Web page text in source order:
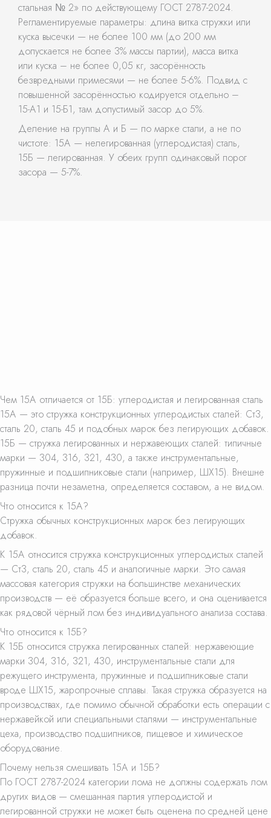
стальная № 2» по действующему ГОСТ 2787-2024.
Регламентируемые параметры: длина витка стружки или
куска высечки — не более 100 мм (до 200 мм
допускается не более 3% массы партии), масса витка
или куска – не более 0,05 кг, засорённость
безвредными примесями — не более 5-6%. Подвид с
повышенной засорённостью кодируется отдельно –
15-А1 и 15-Б1, там допустимый засор до 5%.
Деление на группы А и Б — по марке стали, а не по
чистоте: 15А — нелегированная (углеродистая) сталь,
15Б — легированная. У обеих групп одинаковый порог
засора — 5-7%.
Чем 15А отличается от 15Б: углеродистая и легированная сталь
15А — это стружка конструкционных углеродистых сталей: Ст3,
сталь 20, сталь 45 и подобных марок без легирующих добавок.
15Б — стружка легированных и нержавеющих сталей: типичные
марки — 304, 316, 321, 430, а также инструментальные,
пружинные и подшипниковые стали (например, ШХ15). Внешне
разница почти незаметна, определяется составом, а не видом.
Что относится к 15А?
Стружка обычных конструкционных марок без легирующих
добавок.
К 15А относится стружка конструкционных углеродистых сталей
— Ст3, сталь 20, сталь 45 и аналогичные марки. Это самая
массовая категория стружки на большинстве механических
производств — её образуется больше всего, и она оценивается
как рядовой чёрный лом без индивидуального анализа состава.
Что относится к 15Б?
К 15Б относится стружка легированных сталей: нержавеющие
марки 304, 316, 321, 430, инструментальные стали для
режущего инструмента, пружинные и подшипниковые стали
вроде ШХ15, жаропрочные сплавы. Такая стружка образуется на
производствах, где помимо обычной обработки есть операции с
нержавейкой или специальными сталями — инструментальные
цеха, производство подшипников, пищевое и химическое
оборудование.
Почему нельзя смешивать 15А и 15Б?
По ГОСТ 2787-2024 категории лома не должны содержать лом
других видов — смешанная партия углеродистой и
легированной стружки не может быть оценена по средней цене